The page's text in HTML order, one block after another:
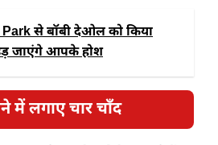
से बॉबी देओल को किया
जाएंगे आपके होश
में लगाए चार चाँद